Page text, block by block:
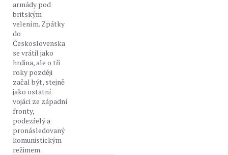
armády pod
britským
velením. Zpátky
do
Československa
se vrátil jako
hrdina, ale o tři
roky později
začal být, stejně
jako ostatní
vojáci ze západní
fronty,
podezřelý a
pronásledovaný
komunistickým
režimem.